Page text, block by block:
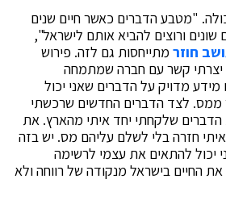
"מטבע הדברים כאשר חיים שנים
ורוצים להביא אותם לישראל",
חוזר מתייחסות גם לזה. פירוש
יצרתי קשר עם חברה שמתמחה
מידע מדויק על הדברים שאני יכול
ממס. לצד הדברים החדשים שרכשתי
שלקחתי יחד איתי מהארץ. את
איתי חזרה בלי לשלם עליהם מס. יש בזה
יכול להתאים את עצמי לרשימה
החיים בישראל מנקודה של רווחה ולא